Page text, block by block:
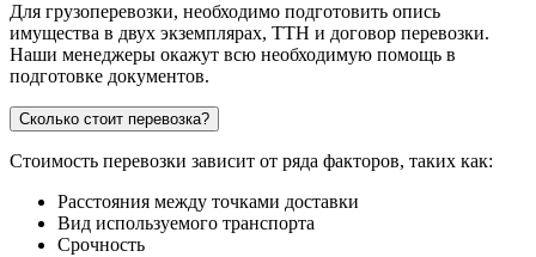
Для грузоперевозки, необходимо подготовить опись
имущества в двух экземплярах, ТТН и договор перевозки.
Наши менеджеры окажут всю необходимую помощь в
подготовке документов.
Сколько стоит перевозка?
Стоимость перевозки зависит от ряда факторов, таких как:
Расстояния между точками доставки
Вид используемого транспорта
Срочность